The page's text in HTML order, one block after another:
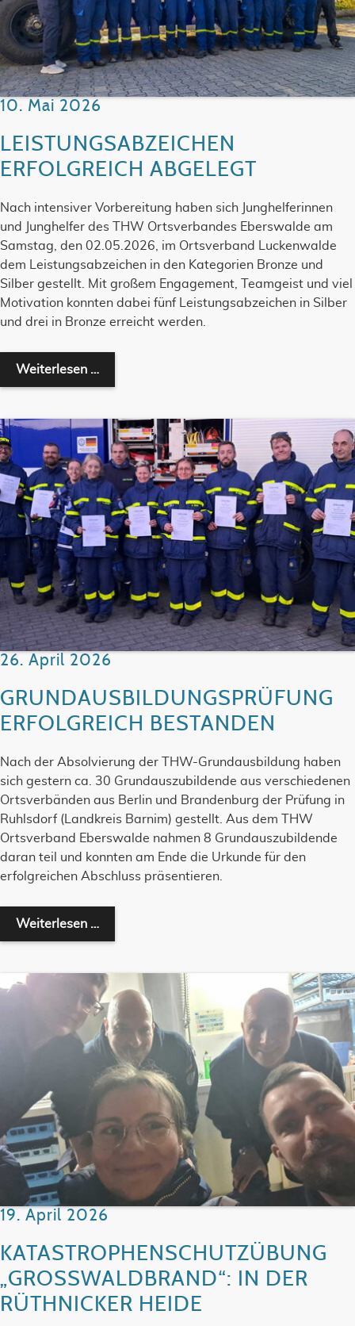
10. Mai 2026
LEISTUNGSABZEICHEN
ERFOLGREICH ABGELEGT
Nach intensiver Vorbereitung haben sich Junghelferinnen
und Junghelfer des THW Ortsverbandes Eberswalde am
Samstag, den 02.05.2026, im Ortsverband Luckenwalde
dem Leistungsabzeichen in den Kategorien Bronze und
Silber gestellt. Mit großem Engagement, Teamgeist und viel
Motivation konnten dabei fünf Leistungsabzeichen in Silber
und drei in Bronze erreicht werden.
Weiterlesen …
26. April 2026
GRUNDAUSBILDUNGSPRÜFUNG
ERFOLGREICH BESTANDEN
Nach der Absolvierung der THW-Grundausbildung haben
sich gestern ca. 30 Grundauszubildende aus verschiedenen
Ortsverbänden aus Berlin und Brandenburg der Prüfung in
Ruhlsdorf (Landkreis Barnim) gestellt. Aus dem THW
Ortsverband Eberswalde nahmen 8 Grundauszubildende
daran teil und konnten am Ende die Urkunde für den
erfolgreichen Abschluss präsentieren.
Weiterlesen …Grundausbildungsprüfung erfolgreich
19. April 2026
KATASTROPHENSCHUTZÜBUNG
„GROSSWALDBRAND“: IN DER R
ÜTHNICKER HEIDE